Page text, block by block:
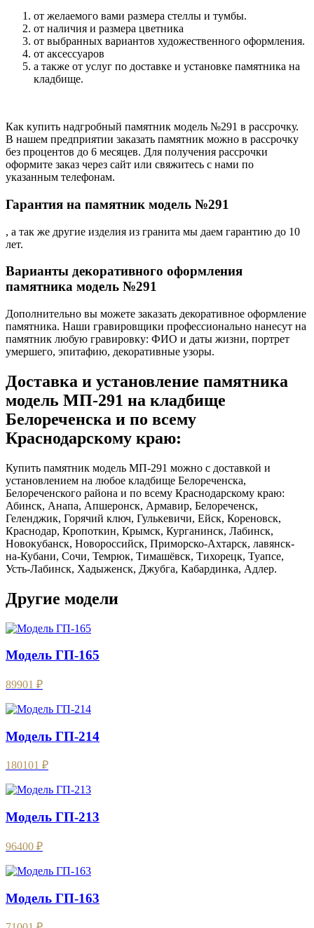
от желаемого вами размера стеллы и тумбы.
от наличия и размера цветника
от выбранных вариантов художественного оформления.
от аксессуаров
а также от услуг по доставке и установке памятника на
кладбище.
Как купить надгробный памятник модель №291 в рассрочку.
В нашем предприятии заказать памятник можно в рассрочку
без процентов до 6 месяцев. Для получения рассрочки
оформите заказ через сайт или свяжитесь с нами по
указанным телефонам.
Гарантия на памятник модель №291
, а так же другие изделия из гранита мы даем гарантию до 10
лет.
Варианты декоративного оформления
памятника модель №291
Дополнительно вы можете заказать декоративное оформление
памятника. Наши гравировщики профессионально нанесут на
памятник любую гравировку: ФИО и даты жизни, портрет
умершего, эпитафию, декоративные узоры.
Доставка и установление памятника
модель МП-291 на кладбище
Белореченска и по всему
Краснодарскому краю:
Купить памятник модель МП-291 можно с доставкой и
установлением на любое кладбище Белореченска,
Белореченского района и по всему Краснодарскому краю:
Абинск, Анапа, Апшеронск, Армавир, Белореченск,
Геленджик, Горячий ключ, Гулькевичи, Ейск, Кореновск,
Краснодар, Кропоткин, Крымск, Курганинск, Лабинск,
Новокубанск, Новороссийск, Приморско-Ахтарск, лавянск-
на-Кубани, Сочи, Темрюк, Тимашёвск, Тихорецк, Туапсе,
Усть-Лабинск, Хадыженск, Джубга, Кабардинка, Адлер.
Другие модели
Модель ГП-165
89901 ₽
Модель ГП-214
180101 ₽
Модель ГП-213
96400 ₽
Модель ГП-163